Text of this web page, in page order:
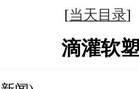
[当天目录
滴灌软